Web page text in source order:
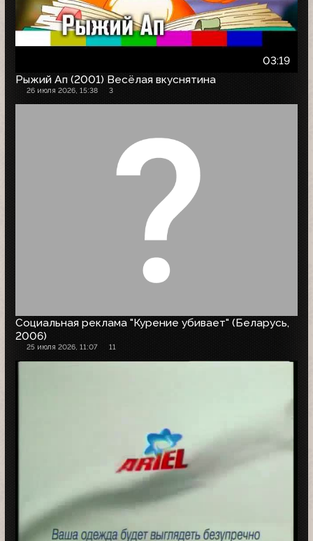
03:19
Рыжий Ап (2001) Весёлая вкуснятина
26 июля 2026, 15:38 3
Социальная реклама "Курение убивает" (Беларусь,
2006)
25 июля 2026, 11:07 11